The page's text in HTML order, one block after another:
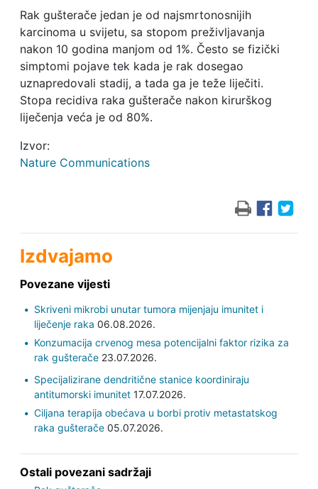
Rak gušterače jedan je od najsmrtonosnijih
karcinoma u svijetu, sa stopom preživljavanja
nakon 10 godina manjom od 1%. Često se fizički
simptomi pojave tek kada je rak dosegao
uznapredovali stadij, a tada ga je teže liječiti.
Stopa recidiva raka gušterače nakon kirurškog
liječenja veća je od 80%.
Izvor:
Nature Communications
Izdvajamo
Povezane vijesti
Skriveni mikrobi unutar tumora mijenjaju imunitet i
liječenje raka 06.08.2026.
Konzumacija crvenog mesa potencijalni faktor rizika za
rak gušterače23.07.2026.
Specijalizirane dendritične stanice koordiniraju
antitumorski imunitet17.07.2026.
Ciljana terapija obećava u borbi protiv metastatskog
raka gušterače05.07.2026.
Ostali povezani sadržaji